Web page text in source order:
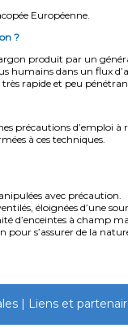
Européenne.
?
produit par un
humains dans un flux
rapide et peu
précautions d’emploi à
à ces techniques.
avec précaution.
éloignées d’une
d’enceintes à champ
s’assurer de la
| Liens et